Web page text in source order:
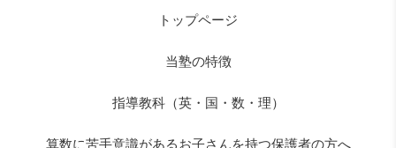
トップページ
当塾の特徴
指導教科（英・国・数・理）
算数に苦手意識があるお子さんを持つ保護者の方へ